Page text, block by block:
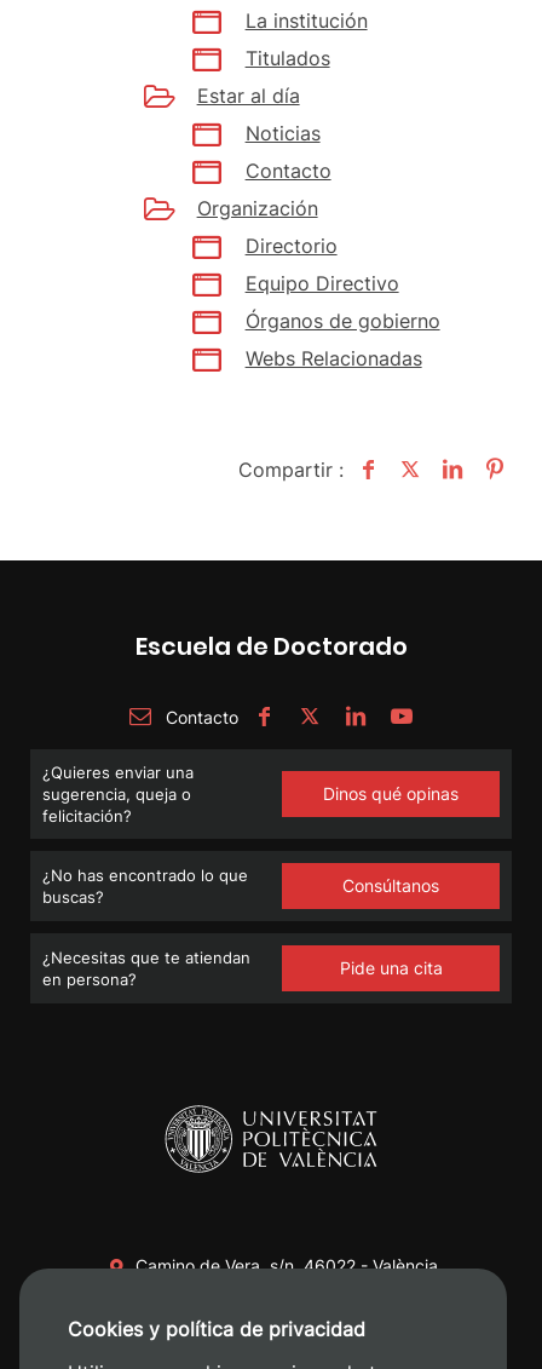
La institución
Titulados
Estar al día
Noticias
Contacto
Organización
Directorio
Equipo Directivo
Órganos de gobierno
Webs Relacionadas
Compartir :
Escuela de Doctorado
Contacto
¿Quieres enviar una
sugerencia, queja o
felicitación?
Dinos qué opinas
¿No has encontrado lo que
buscas?
Consúltanos
¿Necesitas que te atiendan
en persona?
Pide una cita
Camino de Vera, s/n. 46022 - València
+34 620 04 00 50
Cookies y política de privacidad